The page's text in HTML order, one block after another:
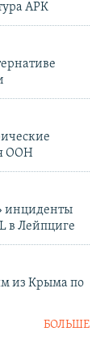
АРК
ООН
инциденты
в Лейпциге
из Крыма по
БОЛЬШЕ